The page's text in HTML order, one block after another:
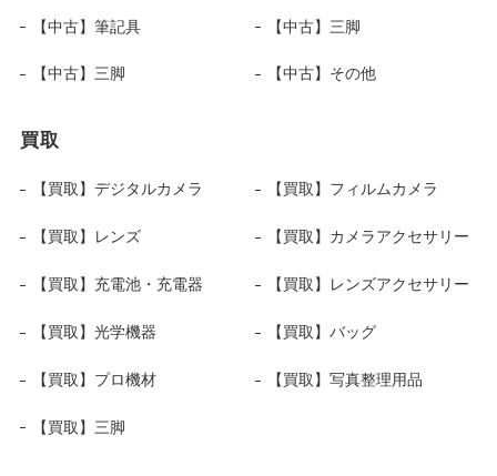
【中古】筆記具 【中古】三脚
【中古】三脚 【中古】その他
買取
【買取】デジタルカメラ 【買取】フィルムカメラ
【買取】レンズ 【買取】カメラアクセサリー
【買取】充電池・充電器 【買取】レンズアクセサリー
【買取】光学機器 【買取】バッグ
【買取】プロ機材 【買取】写真整理用品
【買取】三脚